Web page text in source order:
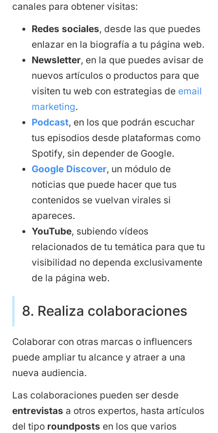
canales para obtener visitas:
Redes sociales, desde las que puedes
enlazar en la biografía a tu página web.
Newsletter, en la que puedes avisar de
nuevos artículos o productos para que
visiten tu web con estrategias de email
marketing.
Podcast, en los que podrán escuchar
tus episodios desde plataformas como
Spotify, sin depender de Google.
Google Discover, un módulo de
noticias que puede hacer que tus
contenidos se vuelvan virales si
apareces.
YouTube, subiendo vídeos
relacionados de tu temática para que tu
visibilidad no dependa exclusivamente
de la página web.
8. Realiza colaboraciones
Colaborar con otras marcas o influencers
puede ampliar tu alcance y atraer a una
nueva audiencia.
Las colaboraciones pueden ser desde
entrevistas a otros expertos, hasta artículos
del tipo roundposts en los que varios